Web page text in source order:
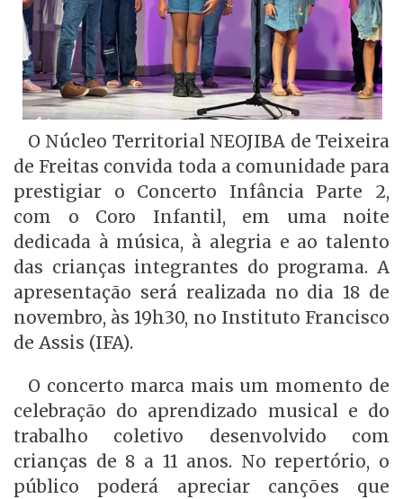
O Núcleo Territorial NEOJIBA de Teixeira
de Freitas convida toda a comunidade para
prestigiar o Concerto Infância Parte 2,
com o Coro Infantil, em uma noite
dedicada à música, à alegria e ao talento
das crianças integrantes do programa. A
apresentação será realizada no dia 18 de
novembro, às 19h30, no Instituto Francisco
de Assis (IFA).
O concerto marca mais um momento de
celebração do aprendizado musical e do
trabalho coletivo desenvolvido com
crianças de 8 a 11 anos. No repertório, o
público poderá apreciar canções que